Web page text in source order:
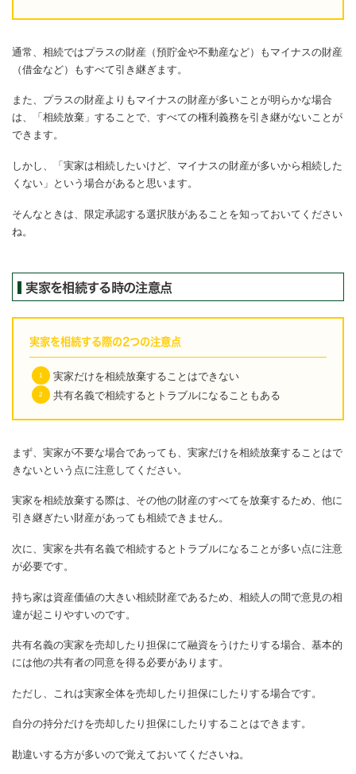
通常、相続ではプラスの財産（預貯金や不動産など）もマイナスの財産
（借金など）もすべて引き継ぎます。
また、プラスの財産よりもマイナスの財産が多いことが明らかな場合
は、「相続放棄」することで、すべての権利義務を引き継がないことが
できます。
しかし、「実家は相続したいけど、マイナスの財産が多いから相続した
くない」という場合があると思います。
そんなときは、限定承認する選択肢があることを知っておいてください
ね。
実家を相続する時の注意点
実家を相続する際の2つの注意点
実家だけを相続放棄することはできない
共有名義で相続するとトラブルになることもある
まず、実家が不要な場合であっても、実家だけを相続放棄することはで
きないという点に注意してください。
実家を相続放棄する際は、その他の財産のすべてを放棄するため、他に
引き継ぎたい財産があっても相続できません。
次に、実家を共有名義で相続するとトラブルになることが多い点に注意
が必要です。
持ち家は資産価値の大きい相続財産であるため、相続人の間で意見の相
違が起こりやすいのです。
共有名義の実家を売却したり担保にて融資をうけたりする場合、基本的
には他の共有者の同意を得る必要があります。
ただし、これは実家全体を売却したり担保にしたりする場合です。
自分の持分だけを売却したり担保にしたりすることはできます。
勘違いする方が多いので覚えておいてくださいね。